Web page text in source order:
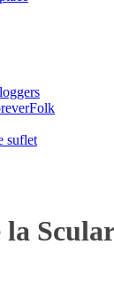
suflet
la